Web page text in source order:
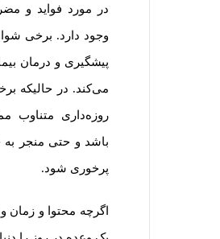
در مورد فواید و
وجود دارد. برخی
پیشگیری و درمان
می‌کند. در حالیکه
روزه‌داری متناوب
باشد و حتی منجر
پرخوری شود.
اگرچه محتوا و زمان